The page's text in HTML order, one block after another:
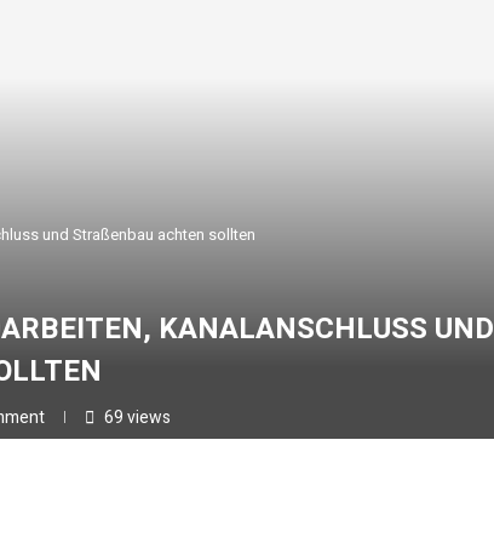
und Straßenbau achten sollten
KANALANSCHLUSS UND
69views